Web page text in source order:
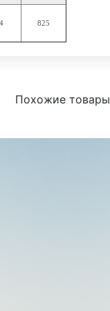
825
Похожие товары